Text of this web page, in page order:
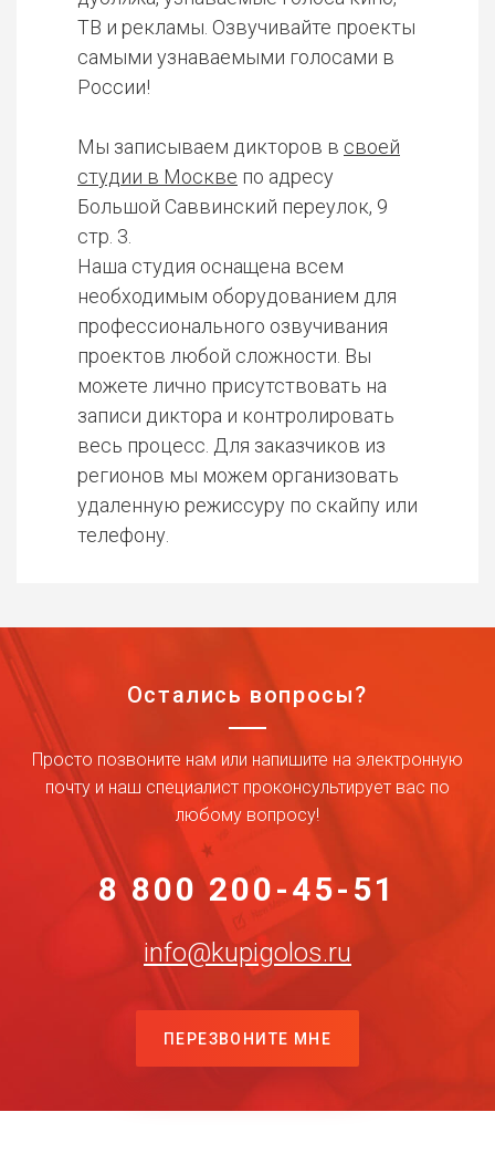
ТВ и рекламы. Озвучивайте проекты
самыми узнаваемыми голосами в
России!
Мы записываем дикторов в своей
студии в Москве по адресу
Большой Саввинский переулок, 9
стр. 3.
Наша студия оснащена всем
необходимым оборудованием для
профессионального озвучивания
проектов любой сложности. Вы
можете лично присутствовать на
записи диктора и контролировать
весь процесс. Для заказчиков из
регионов мы можем организовать
удаленную режиссуру по скайпу или
телефону.
Остались вопросы?
Просто позвоните нам или напишите на электронную
почту и наш специалист проконсультирует вас по
любому вопросу!
8 800 200-45-51
info@kupigolos.ru
ПЕРЕЗВОНИТЕ МНЕ